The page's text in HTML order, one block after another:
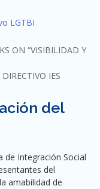
ON “VISIBILIDAD Y
IES
del
de Integración Social
del
amabilidad de